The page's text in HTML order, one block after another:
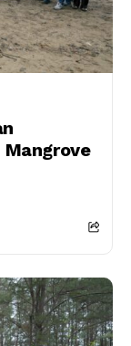
Mangrove